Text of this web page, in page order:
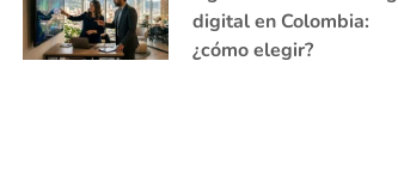
digital en Colombia:
¿cómo elegir?